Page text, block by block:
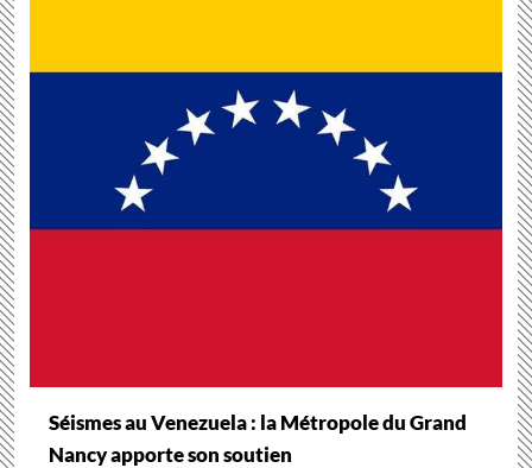
Séismes au Venezuela : la Métropole du Grand
Nancy apporte son soutien